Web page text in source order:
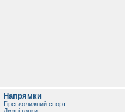
Напрямки
Гірськолижний спорт